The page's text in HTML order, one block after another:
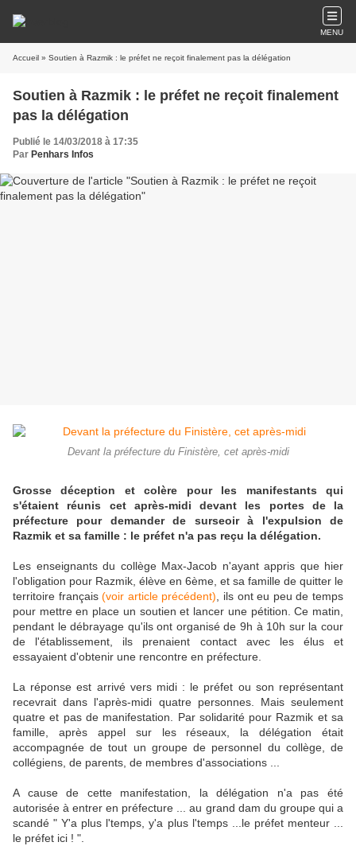
MENU
Accueil » Soutien à Razmik : le préfet ne reçoit finalement pas la délégation
Soutien à Razmik : le préfet ne reçoit finalement
pas la délégation
Publié le 14/03/2018 à 17:35
Par Penhars Infos
Devant la préfecture du Finistère, cet après-midi
Grosse déception et colère pour les manifestants qui
s'étaient réunis cet après-midi devant les portes de la
préfecture pour demander de surseoir à l'expulsion de
Razmik et sa famille : le préfet n'a pas reçu la délégation.
Les enseignants du collège Max-Jacob n'ayant appris que hier
l'obligation pour Razmik, élève en 6ème, et sa famille de quitter le
territoire français(voir article précédent) , ils ont eu peu de temps
pour mettre en place un soutien et lancer une pétition. Ce matin,
pendant le débrayage qu'ils ont organisé de 9h à 10h sur la cour
de l'établissement, ils prenaient contact avec les élus et
essayaient d'obtenir une rencontre en préfecture.
La réponse est arrivé vers midi : le préfet ou son représentant
recevrait dans l'après-midi quatre personnes. Mais seulement
quatre et pas de manifestation. Par solidarité pour Razmik et sa
famille, après appel sur les réseaux, la délégation était
accompagnée de tout un groupe de personnel du collège, de
collégiens, de parents, de membres d'associations ...
A cause de cette manifestation, la délégation n'a pas été
autorisée à entrer en préfecture ... au grand dam du groupe qui a
scandé " Y'a plus l'temps, y'a plus l'temps ...le préfet menteur ...
le préfet ici ! ".